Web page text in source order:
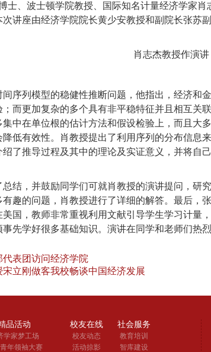
士、波士顿学院教授、国际知名计量经济学家
讲座由经济学院院长黄少安教授和副院长张苏
肖志杰教授作演讲
序列模型的稳健性推断问题，他指出，经济和
而更加复杂的多个具有非平稳特征并且相互关
中在单位根的估计方法和假设检验上，而且大
低有效性。肖教授提出了利用序列的分布信息
绍了推导过程及其中的理论及实证意义，并将自
结，并鼓励同学们可就肖教授的演讲提问，研
趣的问题，肖教授进行了详细的解答。最后，
国，教师非常重视利用文献引导学生学习计量
先学好很多基础知识。演讲在同学和老师们热
表团访问经济学院
立刚做客我校畅谈中国经济发展
品活动
学家梦工场
年领袖大赛
校友在线
校友动态
活动掠影
社会服务
教育培训
智库建设